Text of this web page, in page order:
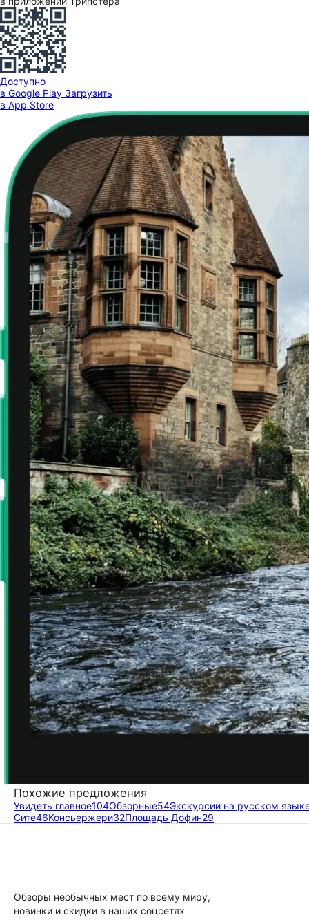
Доступно
в Google Play Загрузить
в App Store
Похожие предложения
Увидеть главное104Обзорные54Экскурсии на русском
Сите46Консьержери32Площадь Дофин29
Обзоры необычных мест по всему миру,
новинки и скидки в наших соцсетях